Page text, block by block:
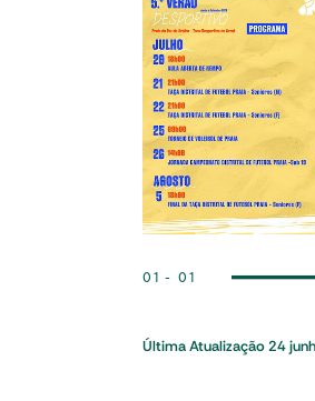
01 - 01
Última Atualização24